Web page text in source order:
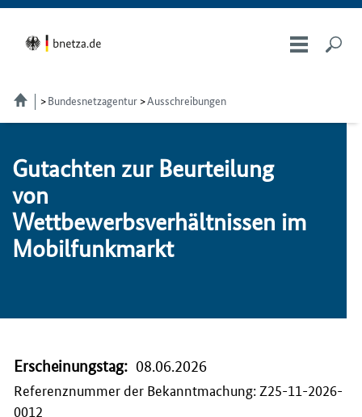
Bundesnetzagentur Ausschreibungen
Gutachten zur Beurteilung
von
Wettbewerbsverhältnissen im
Mobilfunkmarkt
Erscheinungstag: 08.06.2026
Referenznummer der Bekanntmachung: Z25-11-2026-
0012